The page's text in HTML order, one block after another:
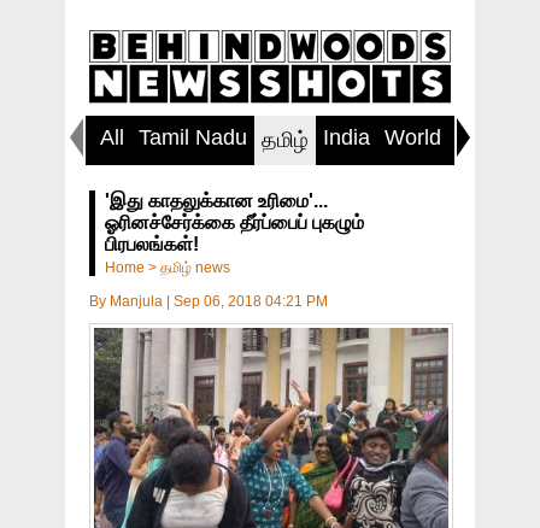
All Tamil Nadu தமிழ் India World
'இது காதலுக்கான உரிமை'...
ஓரினச்சேர்க்கை தீர்ப்பைப் புகழும்
பிரபலங்கள்!
Home > தமிழ் news
By Manjula Sep 06, 2018 04:21 PM